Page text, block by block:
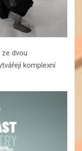
ze dvou
komplexní